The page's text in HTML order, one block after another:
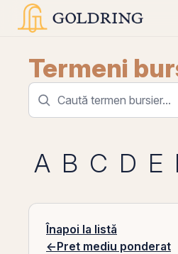
Termeni
A B C D E
Înapoi la listă
←Pret mediu ponderat